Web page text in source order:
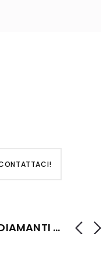
CROCE IN ORO ROSA CON DIAMANTI BIANCHI E DIAMANTI NERI